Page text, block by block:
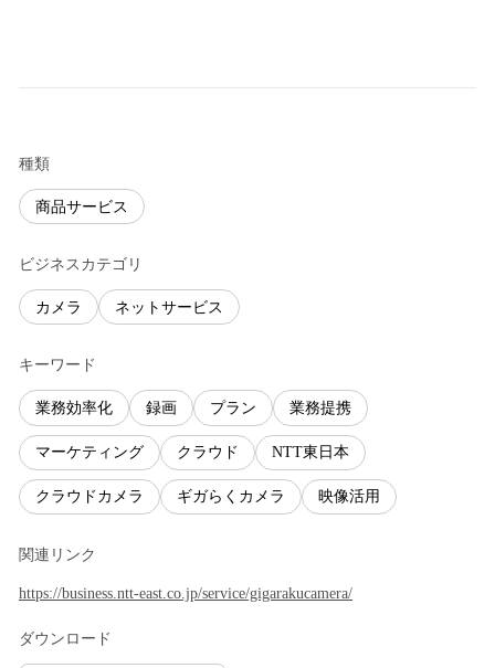
種類
商品サービス
ビジネスカテゴリ
カメラ ネットサービス
キーワード
業務効率化 録画 プラン 業務提携
マーケティング クラウド NTT東日本
クラウドカメラ ギガらくカメラ 映像活用
関連リンク
https://business.ntt-east.co.jp/service/gigarakucamera/
ダウンロード